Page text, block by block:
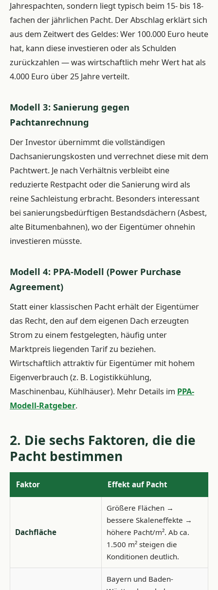
Jahrespachten, sondern liegt typisch beim 15- bis 18-
fachen der jährlichen Pacht. Der Abschlag erklärt sich
aus dem Zeitwert des Geldes: Wer 100.000 Euro heute
hat, kann diese investieren oder als Schulden
zurückzahlen — was wirtschaftlich mehr Wert hat als
4.000 Euro über 25 Jahre verteilt.
Modell 3: Sanierung gegen
Pachtanrechnung
Der Investor übernimmt die vollständigen
Dachsanierungskosten und verrechnet diese mit dem
Pachtwert. Je nach Verhältnis verbleibt eine
reduzierte Restpacht oder die Sanierung wird als
reine Sachleistung erbracht. Besonders interessant
bei sanierungsbedürftigen Bestandsdächern (Asbest,
alte Bitumenbahnen), wo der Eigentümer ohnehin
investieren müsste.
Modell 4: PPA-Modell (Power Purchase
Agreement)
Statt einer klassischen Pacht erhält der Eigentümer
das Recht, den auf dem eigenen Dach erzeugten
Strom zu einem festgelegten, häufig unter
Marktpreis liegenden Tarif zu beziehen.
Wirtschaftlich attraktiv für Eigentümer mit hohem
Eigenverbrauch (z. B. Logistikkühlung,
Maschinenbau, Kühlhäuser). Mehr Details im PPA-
Modell-Ratgeber.
2. Die sechs Faktoren, die die
Pacht bestimmen
Faktor Effekt auf Pacht
Dachfläche
Größere Flächen →
bessere Skaleneffekte →
höhere Pacht/m². Ab ca.
1.500 m² steigen die
Konditionen deutlich.
Bayern und Baden-